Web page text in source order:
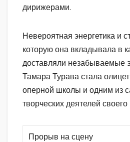
дирижерами.
Невероятная энергетика и
которую она вкладывала в
доставляли незабываемые
Тамара Турава стала
оперной школы и одним из
творческих деятелей
Прорыв на сцену